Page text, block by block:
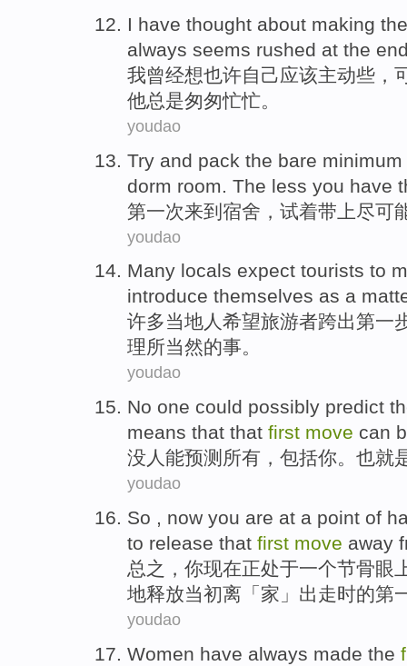
I have thought about making
always seems rushed at the
我曾经想也许自己应该主动些，
他总是匆匆忙忙。
youdao
Try and pack the bare
dorm room . The less you have
第一次来到 宿舍 ， 试着带上尽可
youdao
Many locals expect tourists to
introduce themselves as a
许多当地人 希望旅游者跨出第一
理所当然的事。
youdao
No one could possibly predict
means that that first move can
没人 能预测 所有 ， 包括你。 也就
youdao
So , now you are at a point of
to release that first move away
总之 ， 你现在正处于一个节骨眼
地释放当初离 「 家 」出走时的第
youdao
Women have always made the